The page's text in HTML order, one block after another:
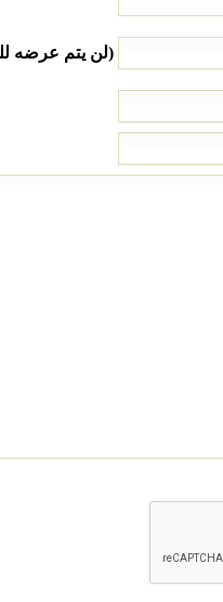
(لن يتم عرضه